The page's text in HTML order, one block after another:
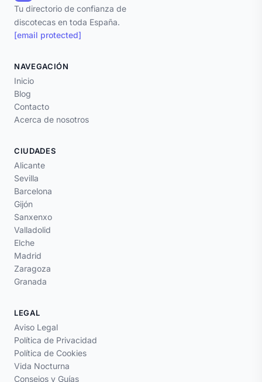
Tu directorio de confianza de
discotecas en toda España.
[email protected]
NAVEGACIÓN
Inicio
Blog
Contacto
Acerca de nosotros
CIUDADES
Alicante
Sevilla
Barcelona
Gijón
Sanxenxo
Valladolid
Elche
Madrid
Zaragoza
Granada
LEGAL
Aviso Legal
Política de Privacidad
Política de Cookies
Vida Nocturna
Consejos y Guías